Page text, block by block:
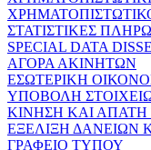
ΣΤΑΤΙΣΤΙΚΕΣ
SPECIAL DATA
ΑΓΟΡΑ ΑΚΙΝΗΤΩΝ
ΕΣΩΤΕΡΙΚΗ
ΥΠΟΒΟΛΗ
ΚΙΝΗΣΗ ΚΑΙ
ΕΞΕΛΙΞΗ ΔΑΝΕΙΩΝ
ΓΡΑΦΕΙΟ ΤΥΠΟΥ